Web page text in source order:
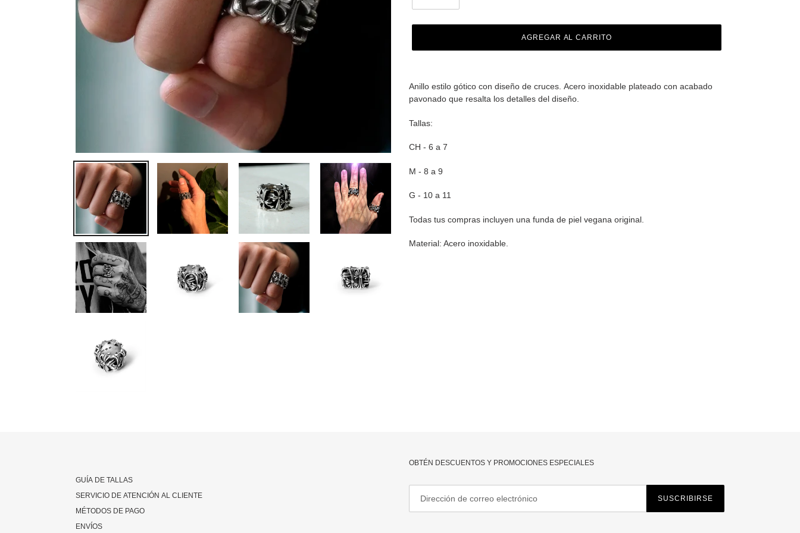
AGREGAR AL CARRITO
a
tu
de
Anillo estilo gótico con diseño de cruces. Acero inoxidable plateado con acabado
pavonado que resalta los detalles del diseño.
Tallas:
CH - 6 a 7
M - 8 a 9
G - 10 a 11
Todas tus compras incluyen una funda de piel vegana original.
Material: Acero inoxidable.
GUÍA DE TALLAS
SERVICIO DE ATENCIÓN AL CLIENTE
MÉTODOS DE PAGO
ENVÍOS
OBTÉN DESCUENTOS Y PROMOCIONES ESPECIALES
SUSCRIBIRSE